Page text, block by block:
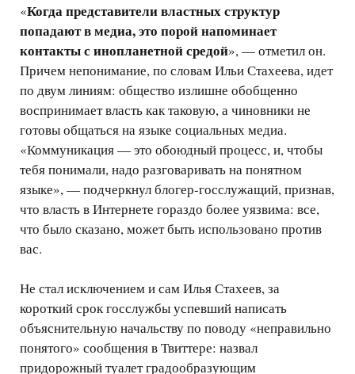
«Когда представители властных структур
попадают в медиа, это порой напоминает
контакты с инопланетной средой», — отметил он.
Причем непонимание, по словам Ильи Стахеева, идет
по двум линиям: общество излишне обобщенно
воспринимает власть как таковую, а чиновники не
готовы общаться на языке социальных медиа.
«Коммуникация — это обоюдный процесс, и, чтобы
тебя понимали, надо разговаривать на понятном
языке», — подчеркнул блогер-госслужащий, признав,
что власть в Интернете гораздо более уязвима: все,
что было сказано, может быть использовано против
вас.
Не стал исключением и сам Илья Стахеев, за
короткий срок госслужбы успевший написать
объяснительную начальству по поводу «неправильно
понятого» сообщения в Твиттере: назвал
придорожный туалет градообразующим